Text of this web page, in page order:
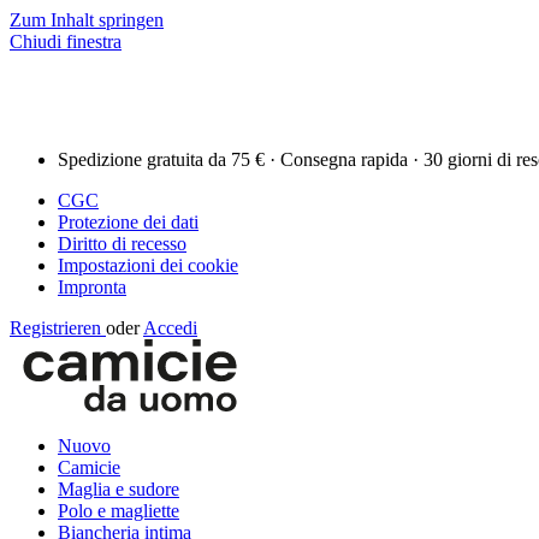
Zum Inhalt springen
Chiudi finestra
Spedizione gratuita da 75 € · Consegna rapida · 30 giorni di
CGC
Protezione dei dati
Diritto di recesso
Impostazioni dei cookie
Impronta
Registrieren oder Accedi
Nuovo
Camicie
Maglia e sudore
Polo e magliette
Biancheria intima